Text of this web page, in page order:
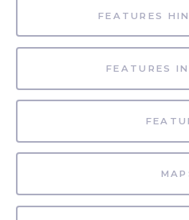
FEATURES
FEATURES